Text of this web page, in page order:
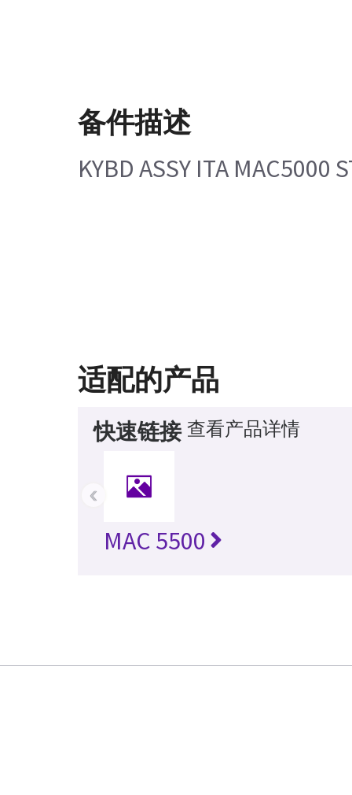
备件描述
KYBD ASSY ITA MAC5000
适配的产品
快速链接 查看产品详情
MAC 5500
‹